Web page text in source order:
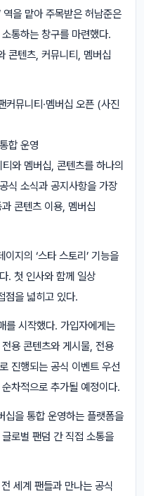
역을 맡아 주목받은 허남준은
통하는 창구를 마련했다.
콘텐츠, 커뮤니티, 멤버십
커뮤니티·멤버십 오픈 (사진
합 운영
와 멤버십, 콘텐츠를 하나의
식 소식과 공지사항을 가장
콘텐츠 이용, 멤버십
지의 ‘스타 스토리’ 기능을
. 첫 인사와 함께 일상
점을 넓히고 있다.
를 시작했다. 가입자에게는
용 콘텐츠와 게시물, 전용
진행되는 공식 이벤트 우선
차적으로 추가될 예정이다.
십을 통합 운영하는 플랫폼을
로벌 팬덤 간 직접 소통을
세계 팬들과 만나는 공식